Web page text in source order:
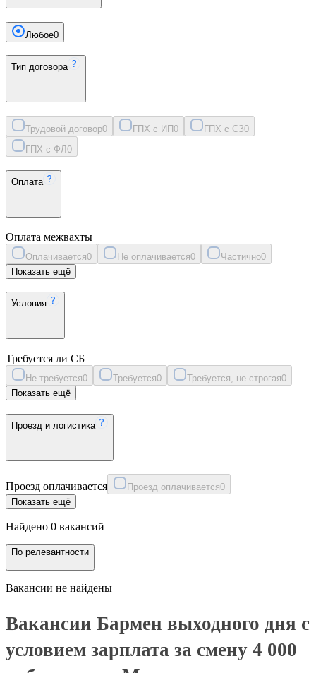
Любое0
Тип договора
Трудовой договор0 ГПХ с ИП0 ГПХ с СЗ0
ГПХ с ФЛ 0
Оплата
Оплата межвахты
Оплачивается0 Не оплачивается0 Частично0
Показать ещё
Условия
Требуется ли СБ
Не требуется0 Требуется0 Требуется, не строгая0
Показать ещё
Проезд и логистика
Проезд оплачивается Проезд оплачивается0
Показать ещё
Найдено 0 вакансий
По релевантности
Вакансии не найдены
Вакансии Бармен выходного дня с
условием зарплата за смену 4 000